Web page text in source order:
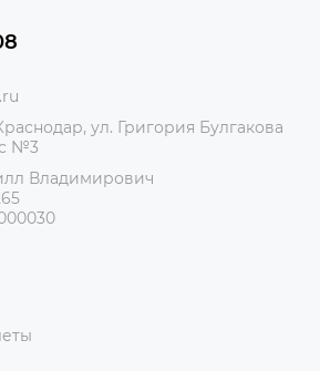
ул. Григория Булгакова
№3
Владимирович